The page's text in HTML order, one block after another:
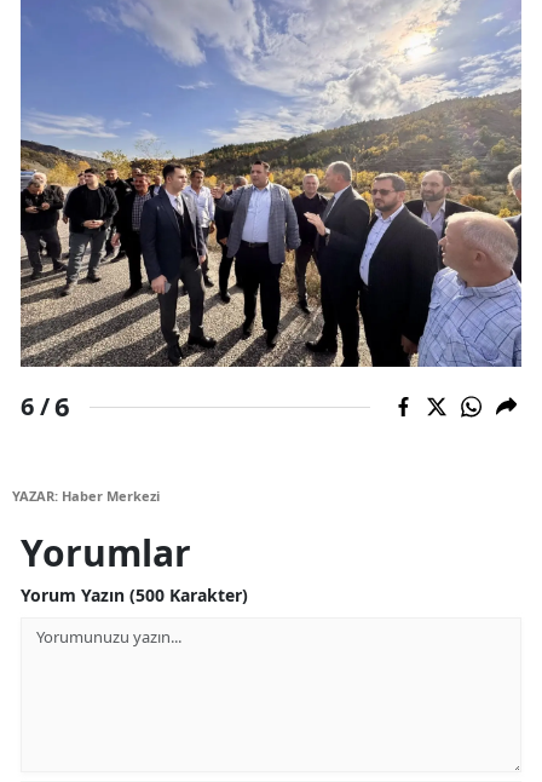
6 /6
YAZAR: Haber Merkezi
Yorumlar
Yorum Yazın (500 Karakter)